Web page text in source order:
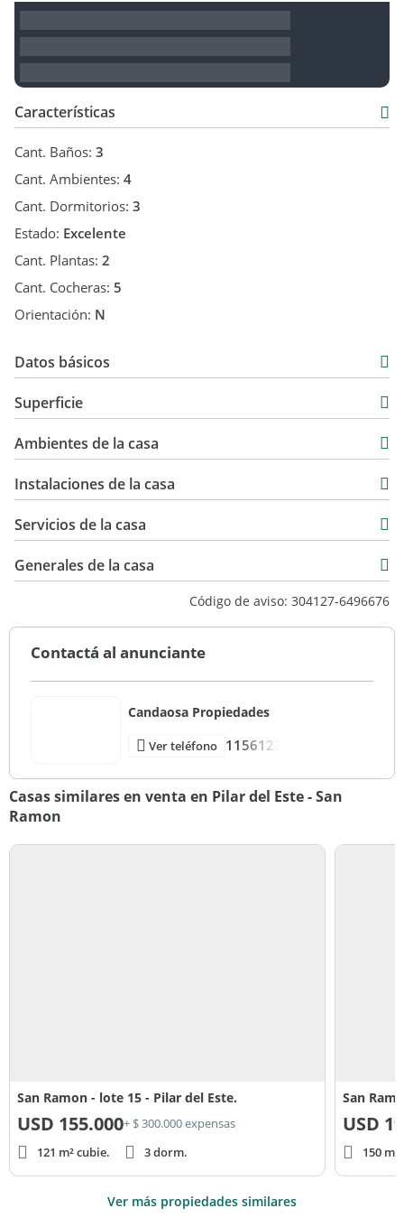
Otros Servicios:
Parque, Vivienda multifamiliar
Características
Cant. Baños: 3
Cant. Ambientes: 4
Cant. Dormitorios: 3
Estado: Excelente
Cant. Plantas: 2
Cant. Cocheras: 5
Orientación: N
Datos básicos
Venta
USD 195.000
Superficie
440 m2
210 m2
Ambientes de la casa
Instalaciones de la casa
Servicios de la casa
Generales de la casa
Código de aviso: 304127-6496676
Contactá al anunciante
Candaosa Propiedades
Ver teléfono 1156123
Casas similares en venta en Pilar del Este - San
Ramon
San Ramon - lote 15 - Pilar del Este.
USD 155.000+ $ 300.000 expensas
121 m² cubie.
3 dorm.
San
USD
150
Ver más propiedades similares